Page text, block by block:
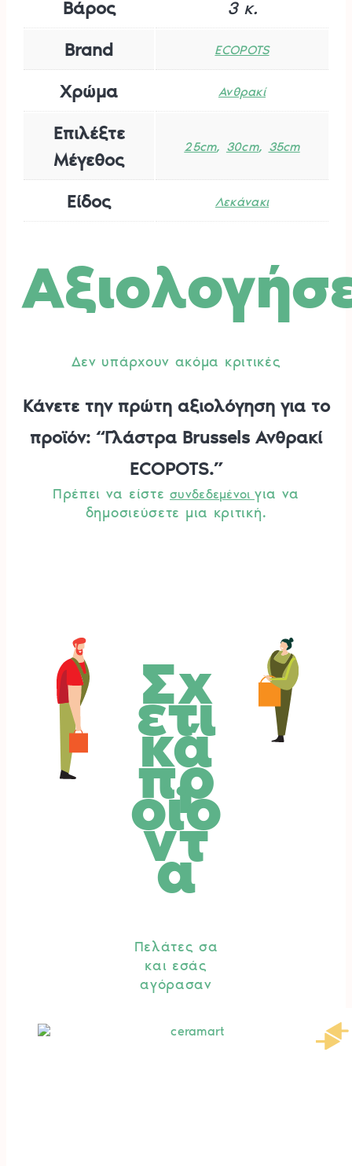
Βάρος
3 κ.
Brand
ECOPOTS
Χρώμα Ανθρακί
Επιλέξτε
Μέγεθος
25cm, 30cm, 35cm
Είδος Λεκάνακι
Δεν υπάρχουν ακόμα κριτικές
Κάνετε την πρώτη αξιολόγηση για το
προϊόν: “Γλάστρα Brussels Ανθρακί
ECOPOTS.”
Πρέπει να είστεσυνδεδεμένοι για να
δημοσιεύσετε μια κριτική.
Σχ
ετι
κά
πρ
οϊό
ντ
α
Πελάτες σα
και εσάς
αγόρασαν